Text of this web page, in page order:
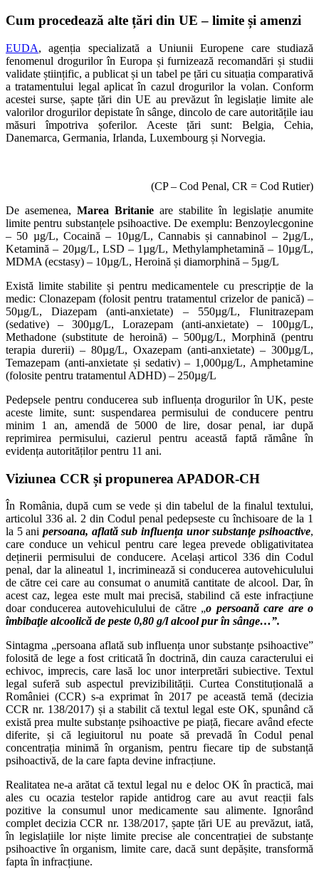
Cum procedează alte țări din UE – limite și amenzi
EUDA, agenția specializată a Uniunii Europene care studiază
fenomenul drogurilor în Europa și furnizează recomandări și studii
validate științific, a publicat și un tabel pe țări cu situația comparativă
a tratamentului legal aplicat în cazul drogurilor la volan. Conform
acestei surse, șapte țări din UE au prevăzut în legislație limite ale
valorilor drogurilor depistate în sânge, dincolo de care autoritățile iau
măsuri împotriva șoferilor. Aceste țări sunt: Belgia, Cehia,
Danemarca, Germania, Irlanda, Luxembourg și Norvegia.
(CP – Cod Penal, CR = Cod Rutier)
De asemenea, Marea Britanie are stabilite în legislație anumite
limite pentru substanțele psihoactive. De exemplu: Benzoylecgonine
– 50 µg/L, Cocaină – 10µg/L, Cannabis și cannabinol – 2µg/L,
Ketamină – 20µg/L, LSD – 1µg/L, Methylamphetamină – 10µg/L,
MDMA (ecstasy) – 10µg/L, Heroină și diamorphină – 5µg/L
Există limite stabilite și pentru medicamentele cu prescripție de la
medic: Clonazepam (folosit pentru tratamentul crizelor de panică) –
50µg/L, Diazepam (anti-anxietate) – 550µg/L, Flunitrazepam
(sedative) – 300µg/L, Lorazepam (anti-anxietate) – 100µg/L,
Methadone (substitute de heroină) – 500µg/L, Morphină (pentru
terapia durerii) – 80µg/L, Oxazepam (anti-anxietate) – 300µg/L,
Temazepam (anti-anxietate și sedativ) – 1,000µg/L, Amphetamine
(folosite pentru tratamentul ADHD) – 250µg/L
Pedepsele pentru conducerea sub influența drogurilor în UK, peste
aceste limite, sunt: suspendarea permisului de conducere pentru
minim 1 an, amendă de 5000 de lire, dosar penal, iar după
reprimirea permisului, cazierul pentru această faptă rămâne în
evidența autorităților pentru 11 ani.
Viziunea CCR și propunerea APADOR-CH
În România, după cum se vede și din tabelul de la finalul textului,
articolul 336 al. 2 din Codul penal pedepseste cu închisoare de la 1
la 5 ani persoana, aflată sub influența unor substanţe psihoactive,
care conduce un vehicul pentru care legea prevede obligativitatea
deținerii permisului de conducere. Același articol 336 din Codul
penal, dar la alineatul 1, incriminează si conducerea autovehiculului
de către cei care au consumat o anumită cantitate de alcool. Dar, în
acest caz, legea este mult mai precisă, stabilind că este infracțiune
doar conducerea autovehiculului de către „o persoană care are o
îmbibaţie alcoolică de peste 0,80 g/l alcool pur în sânge…”.
Sintagma „persoana aflată sub influența unor substanțe psihoactive”
folosită de lege a fost criticată în doctrină, din cauza caracterului ei
echivoc, imprecis, care lasă loc unor interpretări subiective. Textul
legal suferă sub aspectul previzibilității. Curtea Constituțională a
României (CCR) s-a exprimat în 2017 pe această temă (decizia
CCR nr. 138/2017) și a stabilit că textul legal este OK, spunând că
există prea multe substanțe psihoactive pe piață, fiecare având efecte
diferite, și că legiuitorul nu poate să prevadă în Codul penal
concentrația minimă în organism, pentru fiecare tip de substanță
psihoactivă, de la care fapta devine infracțiune.
Realitatea ne-a arătat că textul legal nu e deloc OK în practică, mai
ales cu ocazia testelor rapide antidrog care au avut reacții fals
pozitive la consumul unor medicamente sau alimente. Ignorând
complet decizia CCR nr. 138/2017, șapte țări UE au prevăzut, iată,
în legislațiile lor niște limite precise ale concentrației de substanțe
psihoactive în organism, limite care, dacă sunt depășite, transformă
fapta în infracțiune.